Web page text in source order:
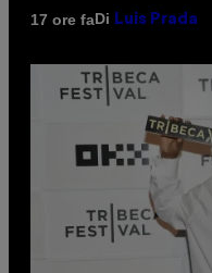
17 ore faDi Luis Prada